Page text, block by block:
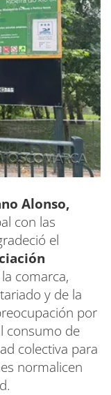
Alonso,
con las
el
comarca,
y de la
por
consumo de
colectiva para
normalicen